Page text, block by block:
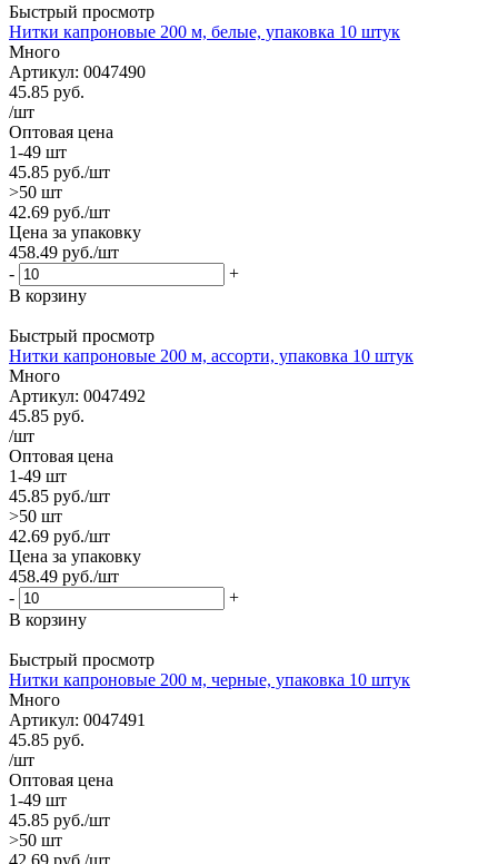
Быстрый просмотр
Нитки капроновые 200 м, белые, упаковка 10 штук
Много
Артикул: 0047490
45.85 руб.
/шт
Оптовая цена
1-49 шт
45.85 руб./шт
>50 шт
42.69 руб./шт
Цена за упаковку
458.49 руб./шт
-
+
В корзину
Быстрый просмотр
Нитки капроновые 200 м, ассорти, упаковка 10 штук
Много
Артикул: 0047492
45.85 руб.
/шт
Оптовая цена
1-49 шт
45.85 руб./шт
>50 шт
42.69 руб./шт
Цена за упаковку
458.49 руб./шт
-
+
В корзину
Быстрый просмотр
Нитки капроновые 200 м, черные, упаковка 10 штук
Много
Артикул: 0047491
45.85 руб.
/шт
Оптовая цена
1-49 шт
45.85 руб./шт
>50 шт
42.69 руб. /шт